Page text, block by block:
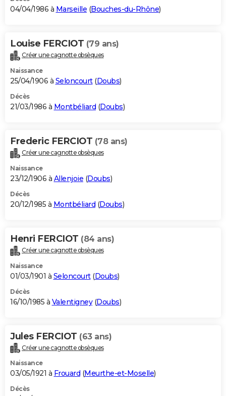
04/04/1986 à Marseille (Bouches-du-Rhône)
Louise FERCIOT (79 ans)
Créer une cagnotte obsèques
Naissance
25/04/1906 à Seloncourt(Doubs)
Décès
21/03/1986 à Montbéliard (Doubs)
Frederic FERCIOT (78 ans)
Créer une cagnotte obsèques
Naissance
23/12/1906 à Allenjoie (Doubs)
Décès
20/12/1985 à Montbéliard (Doubs)
Henri FERCIOT (84 ans)
Créer une cagnotte obsèques
Naissance
01/03/1901 à Seloncourt(Doubs)
Décès
16/10/1985 à Valentigney(Doubs)
Jules FERCIOT (63 ans)
Créer une cagnotte obsèques
Naissance
03/05/1921 à Frouard (Meurthe-et-Moselle)
Décès